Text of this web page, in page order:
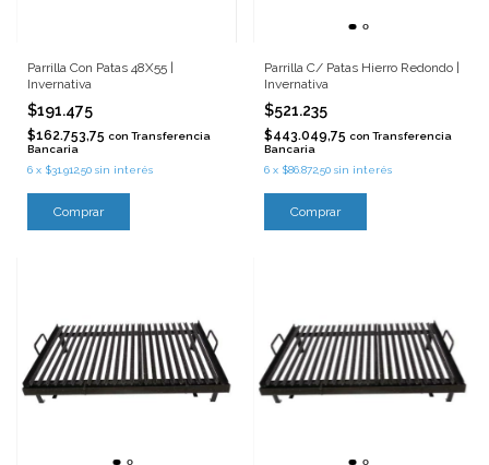
Parrilla Con Patas 48X55 |
Invernativa
$191.475
$162.753,75 con Transferencia
Bancaria
6 x $31.912,50 sin interés
Comprar
Parrilla C/ Patas Hierro Redondo |
Invernativa
$521.235
$443.049,75 con Transferencia
Bancaria
6 x $86.872,50 sin interés
Comprar